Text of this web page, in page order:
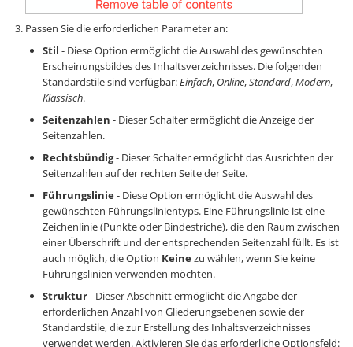
Passen Sie die erforderlichen Parameter an:
Stil - Diese Option ermöglicht die Auswahl des gewünschten
Erscheinungsbildes des Inhaltsverzeichnisses. Die folgenden
Standardstile sind verfügbar:Einfach, Online,Standard,Modern,
Klassisch.
Seitenzahlen - Dieser Schalter ermöglicht die Anzeige der
Seitenzahlen.
Rechtsbündig- Dieser Schalter ermöglicht das Ausrichten der
Seitenzahlen auf der rechten Seite der Seite.
Führungslinie- Diese Option ermöglicht die Auswahl des
gewünschten Führungslinientyps. Eine Führungslinie ist eine
Zeichenlinie (Punkte oder Bindestriche), die den Raum zwischen
einer Überschrift und der entsprechenden Seitenzahl füllt. Es ist
auch möglich, die Option Keinezu wählen, wenn Sie keine
Führungslinien verwenden möchten.
Struktur- Dieser Abschnitt ermöglicht die Angabe der
erforderlichen Anzahl von Gliederungsebenen sowie der
Standardstile, die zur Erstellung des Inhaltsverzeichnisses
verwendet werden. Aktivieren Sie das erforderliche Optionsfeld: